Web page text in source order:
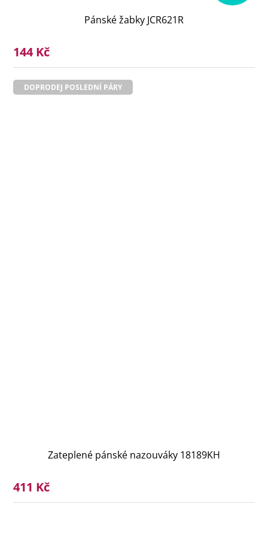
Pánské žabky JCR621R
144 Kč
DOPRODEJ POSLEDNÍ PÁRY
Zateplené pánské nazouváky 18189KH
411 Kč